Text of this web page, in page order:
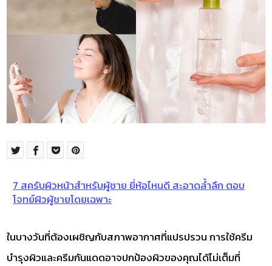
7 สครับผิวหน้าสำหรับผู้ชาย ยี่ห้อไหนดี สะอาดล้ำลึก ตอบ
โจทย์ผิวผู้ชายโดยเฉพาะ
ในบางวันที่ต้องเผชิญกับสภาพอากาศที่แปรปรวน การใช้ครีม
บำรุงผิวและครีมกันแดดอาจปกป้องผิวของคุณได้ไม่เต็มที่